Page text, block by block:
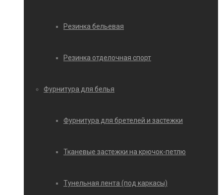
Резинка бельевая
Резинка отделочная спорт
Фурнитура для белья
Фурнитура для бретелей и застежки
Тканевые застежки на крючок-петлю
Тунельная лента (под каркасы)